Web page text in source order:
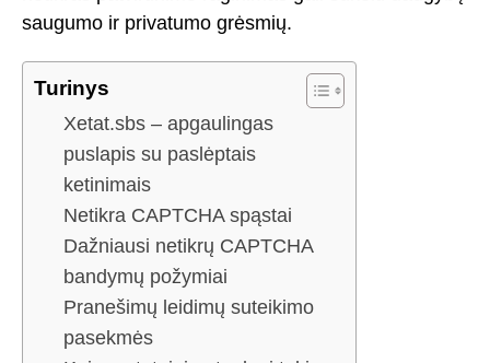
saugumo ir privatumo grėsmių.
Turinys
Xetat.sbs – apgaulingas
puslapis su paslėptais
ketinimais
Netikra CAPTCHA spąstai
Dažniausi netikrų CAPTCHA
bandymų požymiai
Pranešimų leidimų suteikimo
pasekmės